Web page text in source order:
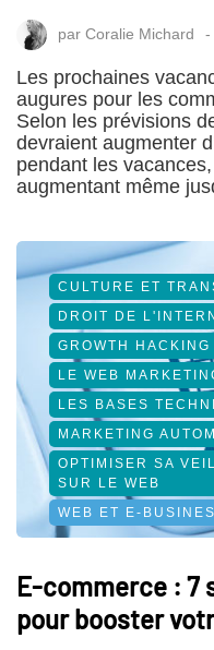
par Coralie Michard
Les prochaines
augures pour les
Selon les prévisions
devraient augmenter
pendant les
augmentant même
CULTURE ET
DROIT DE
GROWTH HACKING
LE WEB
LES BASES
MARKETING
OPTIMISER SA
SUR LE WEB
WEB ET E-
E-commerce : 7
pour booster